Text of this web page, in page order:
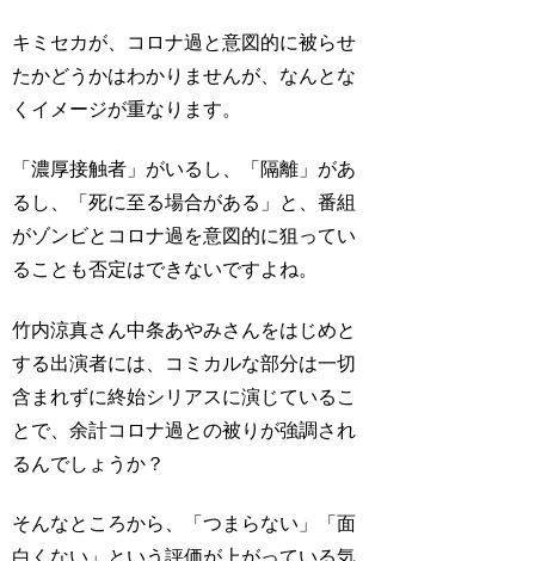
キミセカが、コロナ過と意図的に被らせ
たかどうかはわかりませんが、なんとな
くイメージが重なります。
「濃厚接触者」がいるし、「隔離」があ
るし、「死に至る場合がある」と、番組
がゾンビとコロナ過を意図的に狙ってい
ることも否定はできないですよね。
竹内涼真さん中条あやみさんをはじめと
する出演者には、コミカルな部分は一切
含まれずに終始シリアスに演じているこ
とで、余計コロナ過との被りが強調され
るんでしょうか？
そんなところから、「つまらない」「面
白くない」という評価が上がっている気